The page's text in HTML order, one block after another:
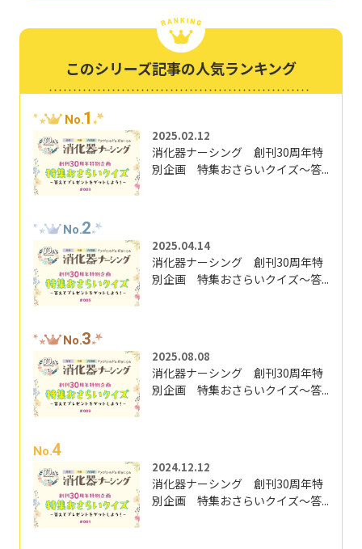
このシリーズ記事の人気ランキング
No.1
2025.02.12
消化器ナーシング 創刊30周年特
別企画 特集おさらいクイズ～答...
No.2
2025.04.14
消化器ナーシング 創刊30周年特
別企画 特集おさらいクイズ～答...
No.3
2025.08.08
消化器ナーシング 創刊30周年特
別企画 特集おさらいクイズ～答...
No.4
2024.12.12
消化器ナーシング 創刊30周年特
別企画 特集おさらいクイズ～答...